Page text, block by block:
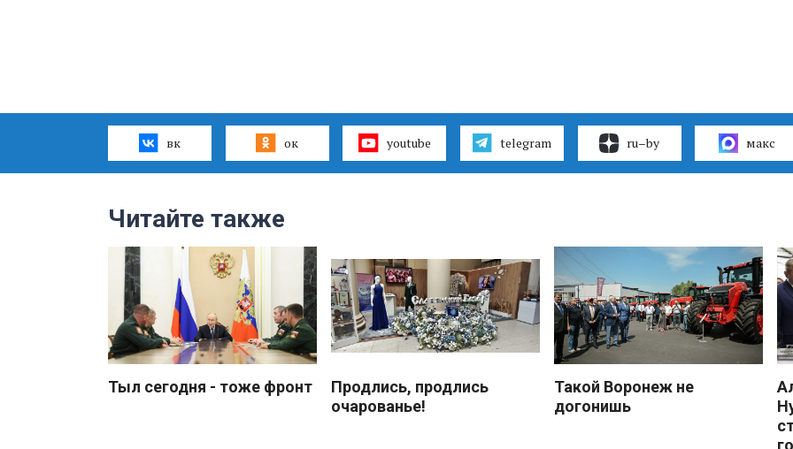
вк ок youtube telegram ru–by макс
Читайте также
Тыл сегодня - тоже фронт
Продлись, продлись
очарованье!
Такой Воронеж не
догонишь